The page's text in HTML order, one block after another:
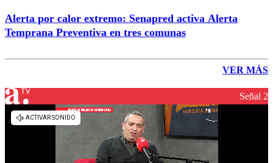
Alerta por calor extremo: Senapred activa Alerta
Temprana Preventiva en tres comunas
VER MÁS
Señal 2